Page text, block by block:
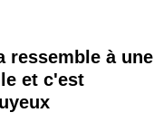
ressemble à une
et c'est